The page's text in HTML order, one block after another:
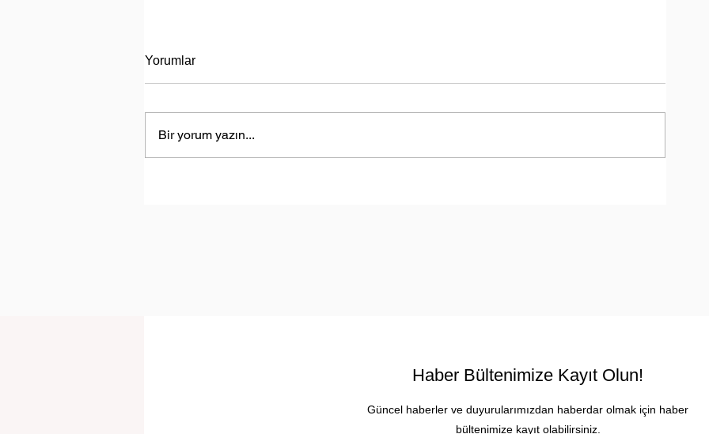
Yorumlar
Bir yorum yazın...
Haber Bültenimize Kayıt Olun!
Güncel haberler ve duyurularımızdan haberdar olmak için haber
bültenimize kayıt olabilirsiniz.